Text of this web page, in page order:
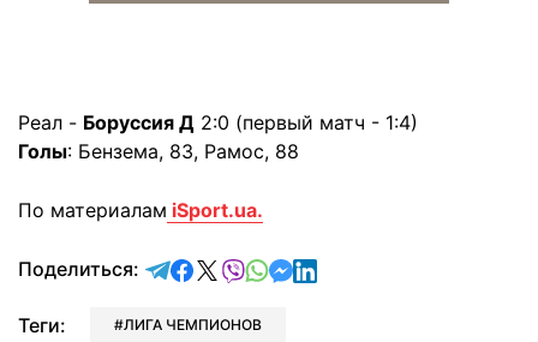
Реал - Боруссия Д 2:0 (первый матч - 1:4)
Голы: Бензема, 83, Рамос, 88
По материалам iSport.ua.
Поделиться: отправить в Telegram
поделиться в Facebook
поделиться в X
отправить в Viber
отправить в Whatsapp
отправить в Messenger
отправить в LinkedIn
Теги: ЛИГА ЧЕМПИОНОВ